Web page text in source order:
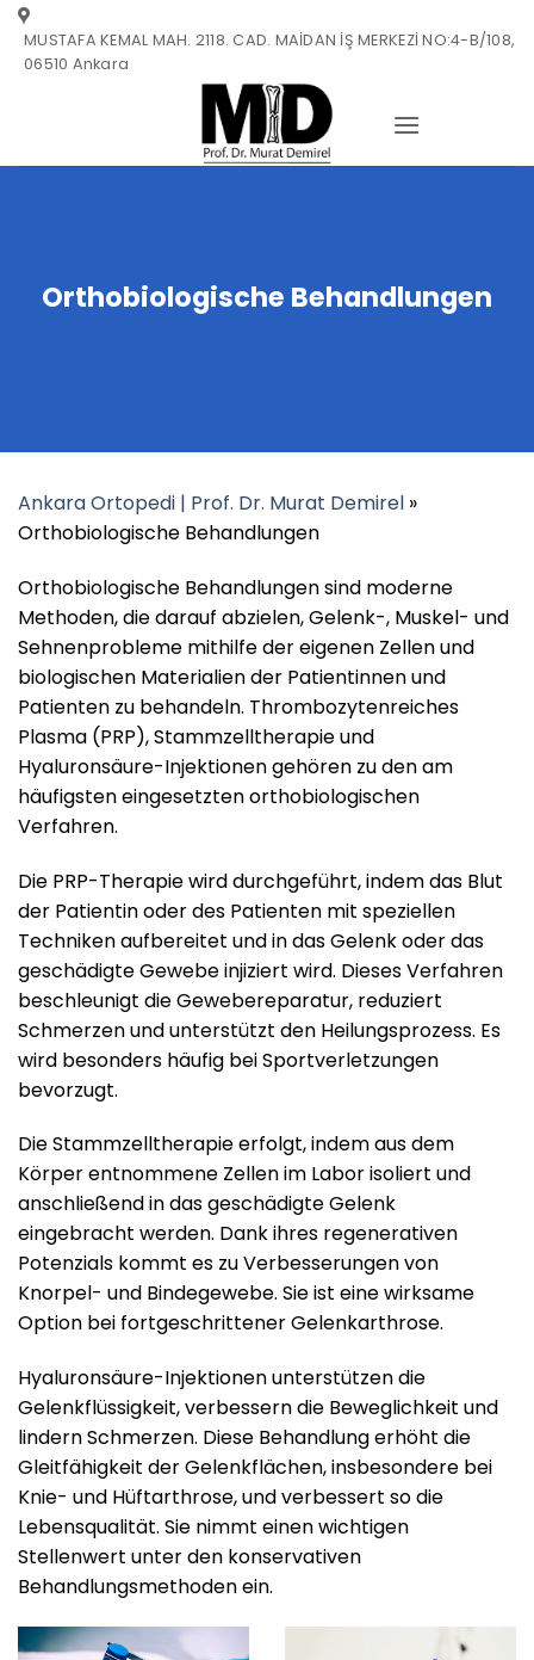
Zum
Inhalt
springen
MUSTAFA KEMAL MAH. 2118. CAD. MAİDAN İŞ MERKEZİ NO:4-B/108,
06510 Ankara
Orthobiologische Behandlungen
Ankara Ortopedi | Prof. Dr. Murat Demirel »
Orthobiologische Behandlungen
Orthobiologische Behandlungen sind moderne
Methoden, die darauf abzielen, Gelenk-, Muskel- und
Sehnenprobleme mithilfe der eigenen Zellen und
biologischen Materialien der Patientinnen und
Patienten zu behandeln. Thrombozytenreiches
Plasma (PRP), Stammzelltherapie und
Hyaluronsäure-Injektionen gehören zu den am
häufigsten eingesetzten orthobiologischen
Verfahren.
Die PRP-Therapie wird durchgeführt, indem das Blut
der Patientin oder des Patienten mit speziellen
Techniken aufbereitet und in das Gelenk oder das
geschädigte Gewebe injiziert wird. Dieses Verfahren
beschleunigt die Gewebereparatur, reduziert
Schmerzen und unterstützt den Heilungsprozess. Es
wird besonders häufig bei Sportverletzungen
bevorzugt.
Die Stammzelltherapie erfolgt, indem aus dem
Körper entnommene Zellen im Labor isoliert und
anschließend in das geschädigte Gelenk
eingebracht werden. Dank ihres regenerativen
Potenzials kommt es zu Verbesserungen von
Knorpel- und Bindegewebe. Sie ist eine wirksame
Option bei fortgeschrittener Gelenkarthrose.
Hyaluronsäure-Injektionen unterstützen die
Gelenkflüssigkeit, verbessern die Beweglichkeit und
lindern Schmerzen. Diese Behandlung erhöht die
Gleitfähigkeit der Gelenkflächen, insbesondere bei
Knie- und Hüftarthrose, und verbessert so die
Lebensqualität. Sie nimmt einen wichtigen
Stellenwert unter den konservativen
Behandlungsmethoden ein.